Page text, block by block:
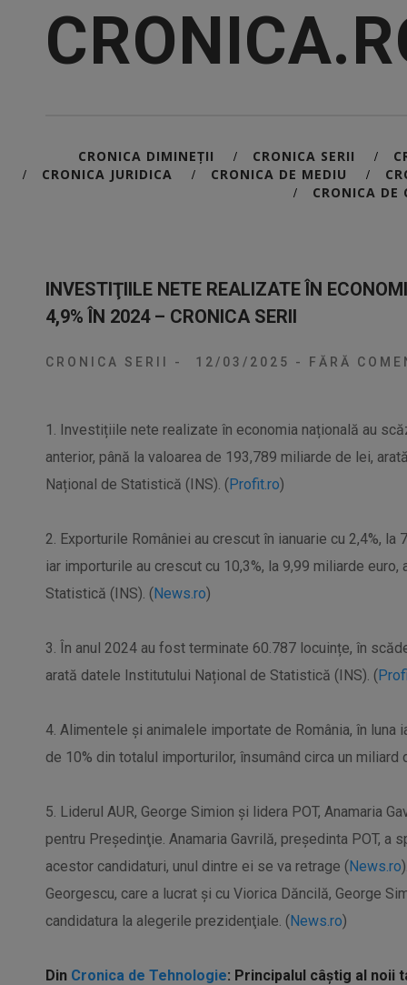
CRONICA DIMINEȚII / CRONICA SERII /
/ CRONICA JURIDICA / CRONICA DE MEDIU /
/ CRONICA DE
INVESTIŢIILE NETE REALIZATE ÎN
4,9% ÎN 2024 – CRONICA SERII
CRONICA SERII - 12/03/2025 - FĂRĂ
1. Investițiile nete realizate în economia națională au
anterior, până la valoarea de 193,789 miliarde de lei,
Național de Statistică (INS). (Profit.ro)
2. Exporturile României au crescut în ianuarie cu 2,4%,
iar importurile au crescut cu 10,3%, la 9,99 miliarde
Statistică (INS). (News.ro)
3. În anul 2024 au fost terminate 60.787 locuințe, în
arată datele Institutului Național de Statistică (INS). (
4. Alimentele și animalele importate de România, în luna
de 10% din totalul importurilor, însumând circa un miliard
5. Liderul AUR, George Simion şi lidera POT, Anamaria
pentru Preşedinţie. Anamaria Gavrilă, preşedinta POT, a
acestor candidaturi, unul dintre ei se va retrage (News.ro
Georgescu, care a lucrat şi cu Viorica Dăncilă, George
candidatura la alegerile prezidenţiale. (News.ro)
Din Cronica de Tehnologie: Principalul câștig al noii